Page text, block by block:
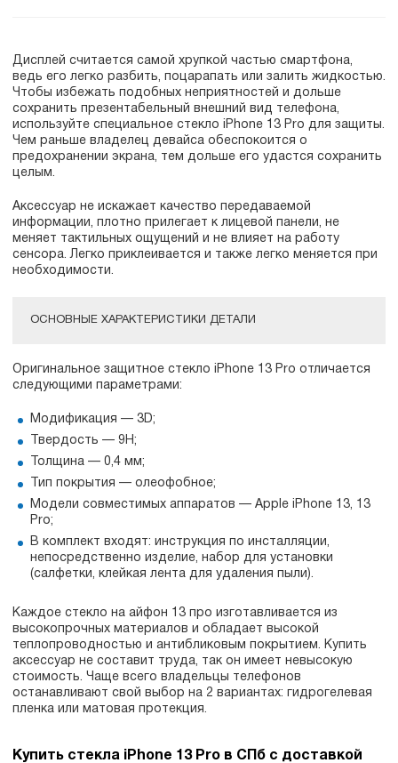
Дисплей считается самой хрупкой частью смартфона,
ведь его легко разбить, поцарапать или залить жидкостью.
Чтобы избежать подобных неприятностей и дольше
сохранить презентабельный внешний вид телефона,
используйте специальное стекло iPhone 13 Pro для защиты.
Чем раньше владелец девайса обеспокоится о
предохранении экрана, тем дольше его удастся сохранить
целым.
Аксессуар не искажает качество передаваемой
информации, плотно прилегает к лицевой панели, не
меняет тактильных ощущений и не влияет на работу
сенсора. Легко приклеивается и также легко меняется при
необходимости.
ОСНОВНЫЕ ХАРАКТЕРИСТИКИ ДЕТАЛИ
Оригинальное защитное стекло iPhone 13 Pro отличается
следующими параметрами:
Модификация — 3D;
Твердость — 9H;
Толщина — 0,4 мм;
Тип покрытия — олеофобное;
Модели совместимых аппаратов — Apple iPhone 13, 13
Pro;
В комплект входят: инструкция по инсталляции,
непосредственно изделие, набор для установки
(салфетки, клейкая лента для удаления пыли).
Каждое стекло на айфон 13 про изготавливается из
высокопрочных материалов и обладает высокой
теплопроводностью и антибликовым покрытием. Купить
аксессуар не составит труда, так он имеет невысокую
стоимость. Чаще всего владельцы телефонов
останавливают свой выбор на 2 вариантах: гидрогелевая
пленка или матовая протекция.
Купить стекла iPhone 13 Pro в СПб с доставкой